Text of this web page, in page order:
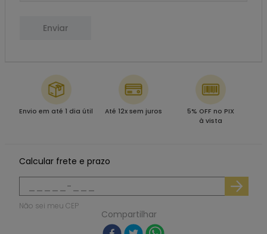
Enviar
Envio em até 1 dia útil Até 12x sem juros
5% OFF no PIX
à vista
Calcular frete e prazo
Não sei meu CEP
Compartilhar